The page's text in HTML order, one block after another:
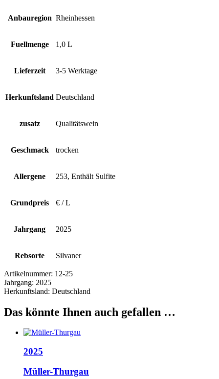
Anbauregion Rheinhessen
Fuellmenge 1,0 L
Lieferzeit 3-5 Werktage
Herkunftsland Deutschland
zusatz Qualitätswein
Geschmack trocken
Allergene 253, Enthält Sulfite
Grundpreis € / L
Jahrgang 2025
Rebsorte Silvaner
Artikelnummer: 12-25
Jahrgang: 2025
Herkunftsland: Deutschland
Das könnte Ihnen auch gefallen …
2025
Müller-Thurgau